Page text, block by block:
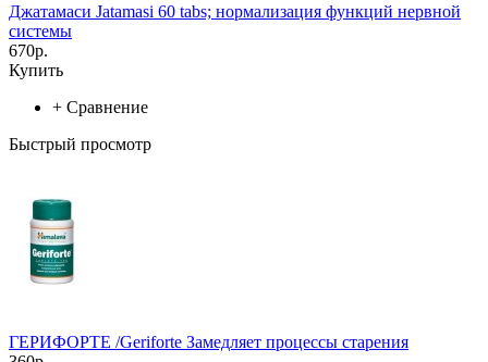
Джатамаси Jatamasi 60 tabs; нормализация функций нервной
системы
670р.
Купить
+ Сравнение
Быстрый просмотр
ГЕРИФОРТЕ /Geriforte Замедляет процессы старения